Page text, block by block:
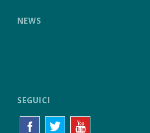
NEWS
SEGUICI